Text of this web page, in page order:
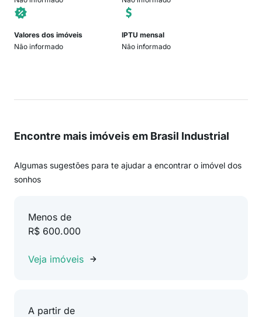
Valores dos imóveis
Não informado
IPTU mensal
Não informado
Encontre mais imóveis em Brasil Industrial
Algumas sugestões para te ajudar a encontrar o imóvel dos
sonhos
Menos de
R$ 600.000
Veja imóveis
A partir de